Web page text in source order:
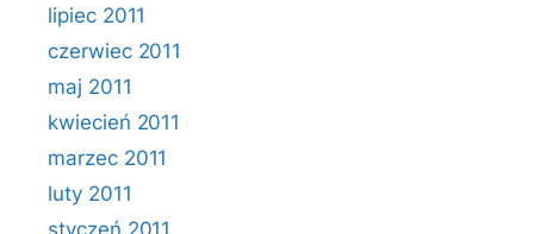
lipiec 2011
czerwiec 2011
maj 2011
kwiecień 2011
marzec 2011
luty 2011
styczeń 2011